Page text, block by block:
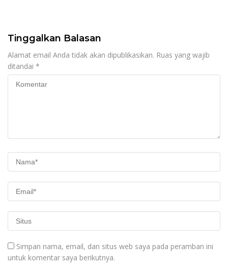
Tinggalkan Balasan
Alamat email Anda tidak akan dipublikasikan. Ruas yang wajib
ditandai *
Simpan nama, email, dan situs web saya pada peramban ini
untuk komentar saya berikutnya.